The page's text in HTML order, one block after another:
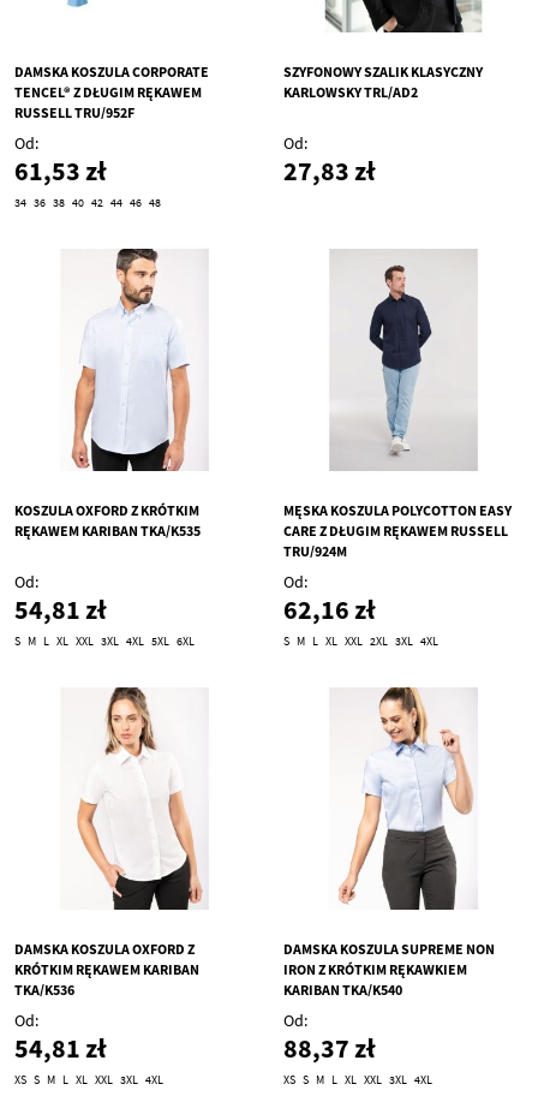
DAMSKA KOSZULA CORPORATE
TENCEL® Z DŁUGIM RĘKAWEM
RUSSELL TRU/952F
Od
61,53 zł
34 36 38 40 42 44 46 48
SZYFONOWY SZALIK KLASYCZNY
KARLOWSKY TRL/AD2
Od
27,83 zł
KOSZULA OXFORD Z KRÓTKIM
RĘKAWEM KARIBAN TKA/K535
Od
54,81 zł
S M L XL XXL 3XL 4XL 5XL 6XL
MĘSKA KOSZULA POLYCOTTON EASY
CARE Z DŁUGIM RĘKAWEM RUSSELL
TRU/924M
Od
62,16 zł
S M L XL XXL 2XL 3XL 4XL
DAMSKA KOSZULA OXFORD Z
KRÓTKIM RĘKAWEM KARIBAN
TKA/K536
Od
54,81 zł
XS S M L XL XXL 3XL 4XL
DAMSKA KOSZULA SUPREME NON
IRON Z KRÓTKIM RĘKAWKIEM
KARIBAN TKA/K540
Od
88,37 zł
XS S M L XL XXL 3XL 4XL